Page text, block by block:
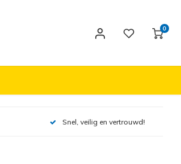
0
Snel, veilig en vertrouwd!